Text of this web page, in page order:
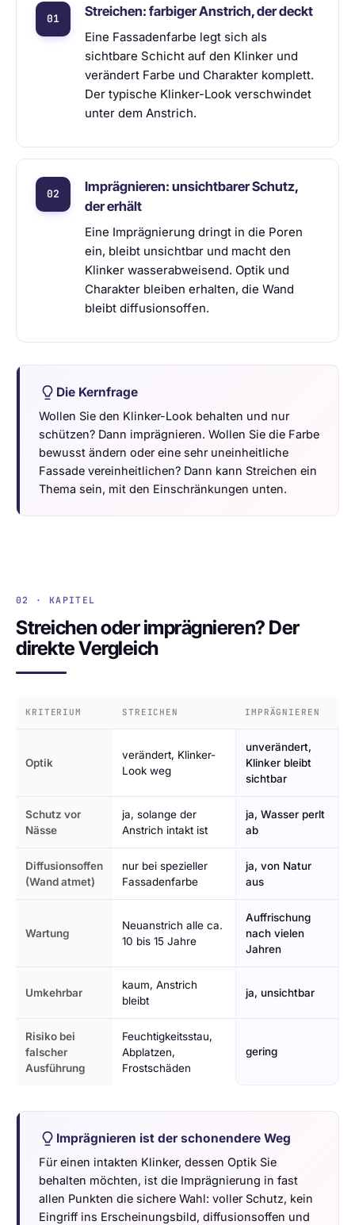
Streichen: farbiger Anstrich, der deckt
Eine Fassadenfarbe legt sich als
sichtbare Schicht auf den Klinker und
verändert Farbe und Charakter komplett.
Der typische Klinker-Look verschwindet
unter dem Anstrich.
Imprägnieren: unsichtbarer Schutz,
der erhält
Eine Imprägnierung dringt in die Poren
ein, bleibt unsichtbar und macht den
Klinker wasserabweisend. Optik und
Charakter bleiben erhalten, die Wand
bleibt diffusionsoffen.
Die Kernfrage
Wollen Sie den Klinker-Look behalten und nur
schützen? Dann imprägnieren. Wollen Sie die Farbe
bewusst ändern oder eine sehr uneinheitliche
Fassade vereinheitlichen? Dann kann Streichen ein
Thema sein, mit den Einschränkungen unten.
02 · KAPITEL
Streichen oder imprägnieren? Der
direkte Vergleich
KRITERIUM STREICHEN IMPRÄGNIEREN
Optik
verändert, Klinker-
Look weg
unverändert,
Klinker bleibt
sichtbar
Schutz vor
Nässe
ja, solange der
Anstrich intakt ist
ja, Wasser perlt
ab
Diffusionsoffen
(Wand atmet)
nur bei spezieller
Fassadenfarbe
ja, von Natur
aus
Wartung
Neuanstrich alle ca.
10 bis 15 Jahre
Auffrischung
nach vielen
Jahren
Umkehrbar
kaum, Anstrich
bleibt
ja, unsichtbar
Risiko bei
falscher
Ausführung
Feuchtigkeitsstau,
Abplatzen,
Frostschäden
gering
Imprägnieren ist der schonendere Weg
Für einen intakten Klinker, dessen Optik Sie
behalten möchten, ist die Imprägnierung in fast
allen Punkten die sichere Wahl: voller Schutz, kein
Eingriff ins Erscheinungsbild, diffusionsoffen und